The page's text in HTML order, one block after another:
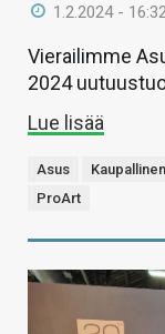
1.2.2024 -
Vierailimme
2024
Lue lisää
Asus
ProArt